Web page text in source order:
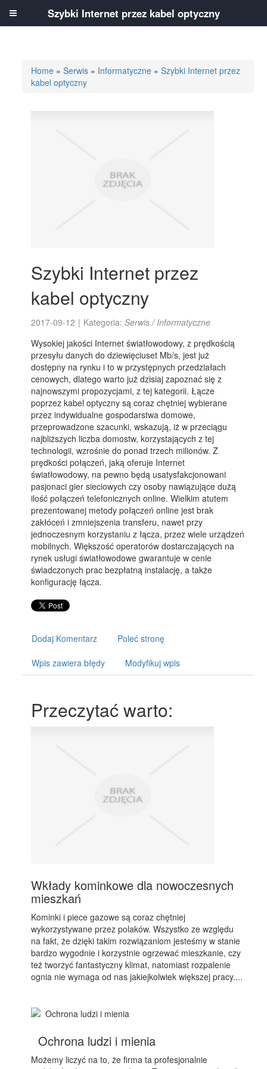
Home »Serwis » Informatyczne »Szybki Internet przez
kabel optyczny
Szybki Internet przez
kabel optyczny
2017-09-12 | Kategoria:Serwis / Informatyczne
Wysokiej jakości Internet światłowodowy, z prędkością
przesyłu danych do dziewięciuset Mb/s, jest już
dostępny na rynku i to w przystępnych przedziałach
cenowych, dlatego warto już dzisiaj zapoznać się z
najnowszymi propozycjami, z tej kategorii. Łącze
poprzez kabel optyczny są coraz chętniej wybierane
przez indywidualne gospodarstwa domowe,
przeprowadzone szacunki, wskazują, iż w przeciągu
najbliższych liczba domostw, korzystających z tej
technologii, wzrośnie do ponad trzech milionów. Z
prędkości połączeń, jaką oferuje Internet
światłowodowy, na pewno będą usatysfakcjonowani
pasjonaci gier sieciowych czy osoby nawiązujące dużą
ilość połączeń telefonicznych online. Wielkim atutem
prezentowanej metody połączeń online jest brak
zakłóceń i zmniejszenia transferu, nawet przy
jednoczesnym korzystaniu z łącza, przez wiele urządzeń
mobilnych. Większość operatorów dostarczających na
rynek usługi światłowodowe gwarantuje w cenie
świadczonych prac bezpłatną instalację, a także
konfigurację łącza.
Dodaj Komentarz Poleć stronę
Wpis zawiera błędy Modyfikuj wpis
Przeczytać warto:
Wkłady kominkowe dla nowoczesnych
mieszkań
Kominki i piece gazowe są coraz chętniej
wykorzystywane przez polaków. Wszystko ze względu
na fakt, że dzięki takim rozwiązaniom jesteśmy w stanie
bardzo wygodnie i korzystnie ogrzewać mieszkanie, czy
też tworzyć fantastyczny klimat, natomiast rozpalenie
ognia nie wymaga od nas jakiejkolwiek większej pracy....
Ochrona ludzi i mienia
Możemy liczyć na to, że firma ta profesjonalnie
Szybki Internet przez kabel optyczny